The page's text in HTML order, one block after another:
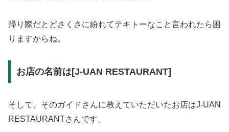
帰り際だとどさくさに紛れてテキトーなこと言われたら困
りますからね。
お店の名前は[J-UAN RESTAURANT]
そして、そのガイドさんに教えていただいたお店はJ-UAN
RESTAURANTさんです。